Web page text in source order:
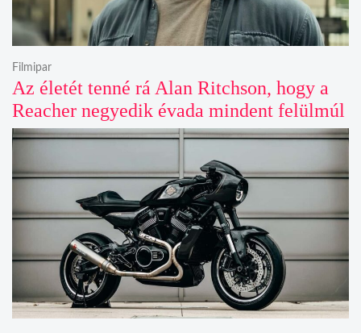
Az életét tenné rá Alan Ritchson, hogy a
Reacher negyedik évada mindent felülmúl
Filmipar